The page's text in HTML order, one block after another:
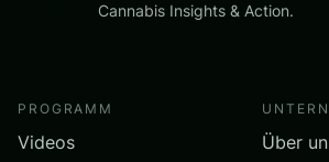
Cannabis Insights & Action.
PROGRAMM
Videos
Über